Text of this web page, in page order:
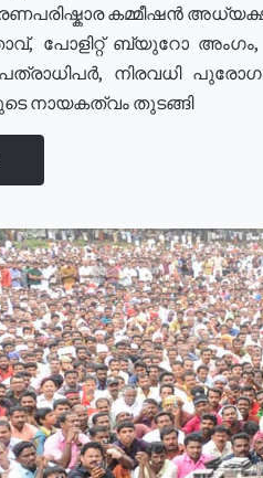
കമ്മീഷൻ
പോളിറ്റ് ബ്യുറോ അംഗം,
പത്രാധിപർ, നിരവധി
നായകത്വം തുടങ്ങി